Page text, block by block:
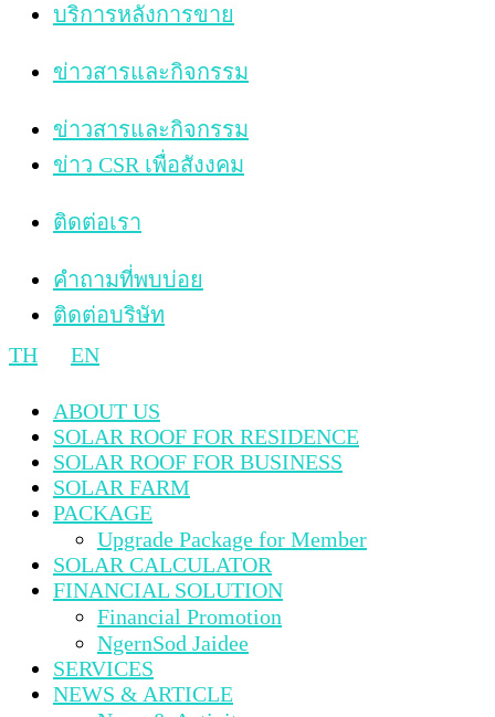
บริการหลังการขาย
ข่าวสารและกิจกรรม
ข่าวสารและกิจกรรม
ข่าว CSR เพื่อสังงคม
ติดต่อเรา
คำถามที่พบบ่อย
ติดต่อบริษัท
TH
EN
ABOUT US
SOLAR ROOF FOR RESIDENCE
SOLAR ROOF FOR BUSINESS
SOLAR FARM
PACKAGE
Upgrade Package for Member
SOLAR CALCULATOR
FINANCIAL SOLUTION
Financial Promotion
NgernSod Jaidee
SERVICES
NEWS & ARTICLE